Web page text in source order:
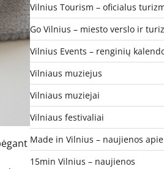
Vilnius Tourism – oficialus
Go Vilnius – miesto verslo ir
Vilnius Events – renginių
Vilniaus muziejus
Vilniaus muziejai
Vilniaus festivaliai
Made in Vilnius – naujienos
15min Vilnius – naujienos